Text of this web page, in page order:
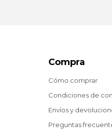
Compra
Cómo comprar
Condiciones de
Envíos y
Preguntas